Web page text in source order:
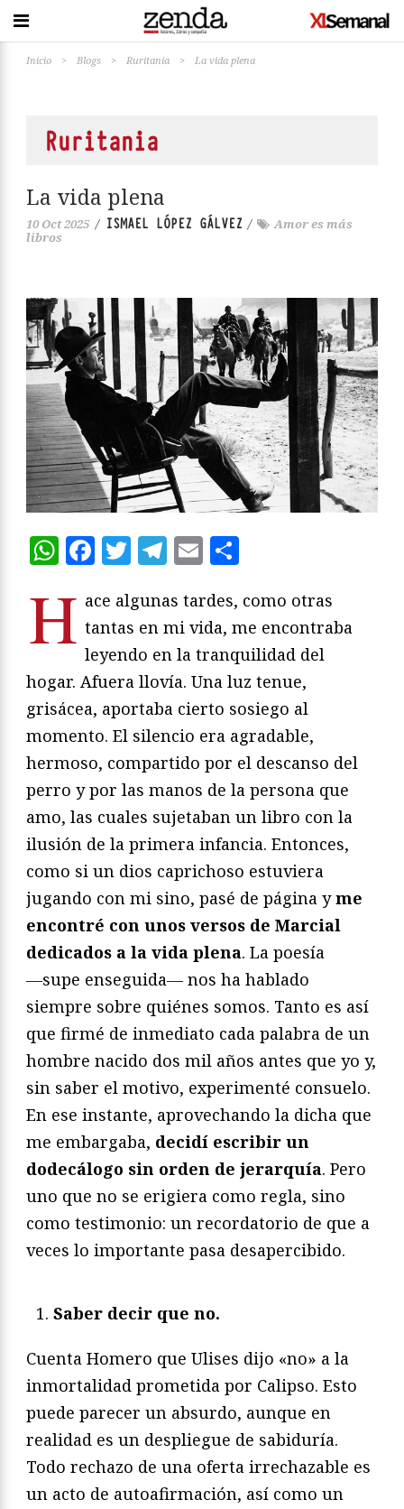
Inicio > Blogs > Ruritania > La vida plena
Ruritania
La vida plena
10 Oct 2025 / ISMAEL LÓPEZ GÁLVEZ /
Amor es más
libros
WhatsApp
Facebook
Twitter
Telegram
Email
H ace algunas tardes, como otras
tantas en mi vida, me encontraba
leyendo en la tranquilidad del
hogar. Afuera llovía. Una luz tenue,
grisácea, aportaba cierto sosiego al
momento. El silencio era agradable,
hermoso, compartido por el descanso del
perro y por las manos de la persona que
amo, las cuales sujetaban un libro con la
ilusión de la primera infancia. Entonces,
como si un dios caprichoso estuviera
jugando con mi sino, pasé de página yme
encontré con unos versos de Marcial
dedicados a la vida plena. La poesía
―supe enseguida― nos ha hablado
siempre sobre quiénes somos. Tanto es así
que firmé de inmediato cada palabra de un
hombre nacido dos mil años antes que yo y,
sin saber el motivo, experimenté consuelo.
En ese instante, aprovechando la dicha que
me embargaba, decidí escribir un
dodecálogo sin orden de jerarquía. Pero
uno que no se erigiera como regla, sino
como testimonio: un recordatorio de que a
veces lo importante pasa desapercibido.
Saber decir que no.
Cuenta Homero que Ulises dijo «no» a la
inmortalidad prometida por Calipso. Esto
puede parecer un absurdo, aunque en
realidad es un despliegue de sabiduría.
Todo rechazo de una oferta irrechazable es
un acto de autoafirmación, así como un